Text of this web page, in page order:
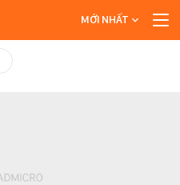
MỚI NHẤT